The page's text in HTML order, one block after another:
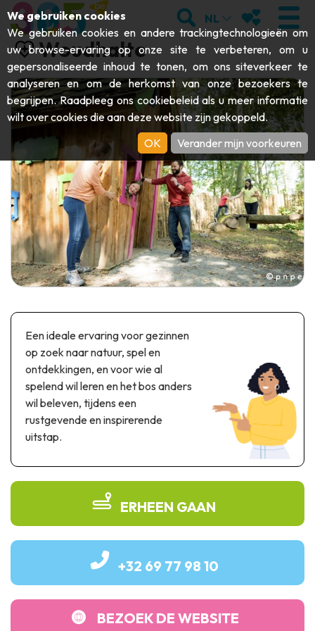
BEZOEKEN
Abdijen & religieuze monumenten
Archeologie
Kunst
Ambachten & knowhow
Kastelen, citadellen & belforten
Folklore & lokale geschiedenis
Geschiedenis
Wetenschapsparken
Auto- & spoorerfgoed
Industrieel erfgoed & architecturale kunstwerken
Streekproducten
ONTDEKKEN
Grotten
Tuinen, parken & natuursites
Aquariums, dierenparken & -tuinen
BEWEGEN
Toeristische boten & cruises
Railbikes & toeristische treinen
Kajaks
Thema & recreatiepark
Recreatie- & waterpretparken
EVENEMENTEN
DE LEUKSTE ACTIVITEITEN VOOR
DEZE ZOMER
DOWNLOAD DE GIDS
ZOEKEN
NL MIJN
Woudhalte
Een ideale ervaring voor gezinnen
op zoek naar natuur, spel en
ontdekkingen, en voor wie al
spelend wil leren en het bos anders
wil beleven, tijdens een
rustgevende en inspirerende
uitstap.
ERHEEN GAAN
+32 69 77 98 10
BEZOEK DE WEBSITE
We gebruiken cookies
We gebruiken cookies en andere trackingtechnologieën om
uw browse-ervaring op onze site te verbeteren, om u
gepersonaliseerde inhoud te tonen, om ons siteverkeer te
analyseren en om de herkomst van onze bezoekers te
begrijpen. Raadpleeg onscookiebeleidals u meer informatie
wilt over cookies die aan deze website zijn gekoppeld.
OK
Verander mijn voorkeuren